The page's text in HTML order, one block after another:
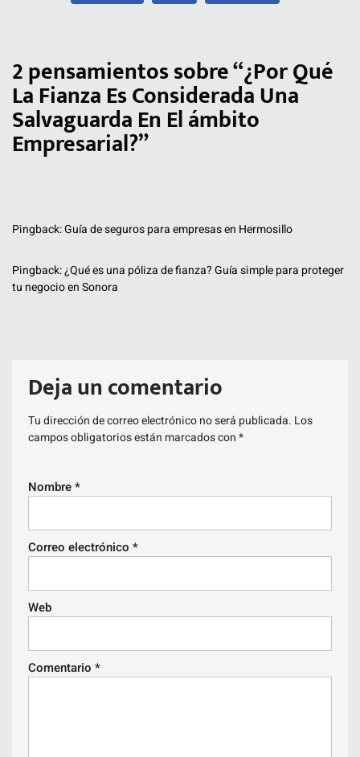
2 pensamientos sobre “¿Por Qué
La Fianza Es Considerada Una
Salvaguarda En El ámbito
Empresarial?”
Pingback:Guía de seguros para empresas en Hermosillo
Pingback:¿Qué es una póliza de fianza? Guía simple para proteger
tu negocio en Sonora
Deja un comentario
Tu dirección de correo electrónico no será publicada. Los
campos obligatorios están marcados con*
Nombre*
Correo electrónico *
Web
Comentario *